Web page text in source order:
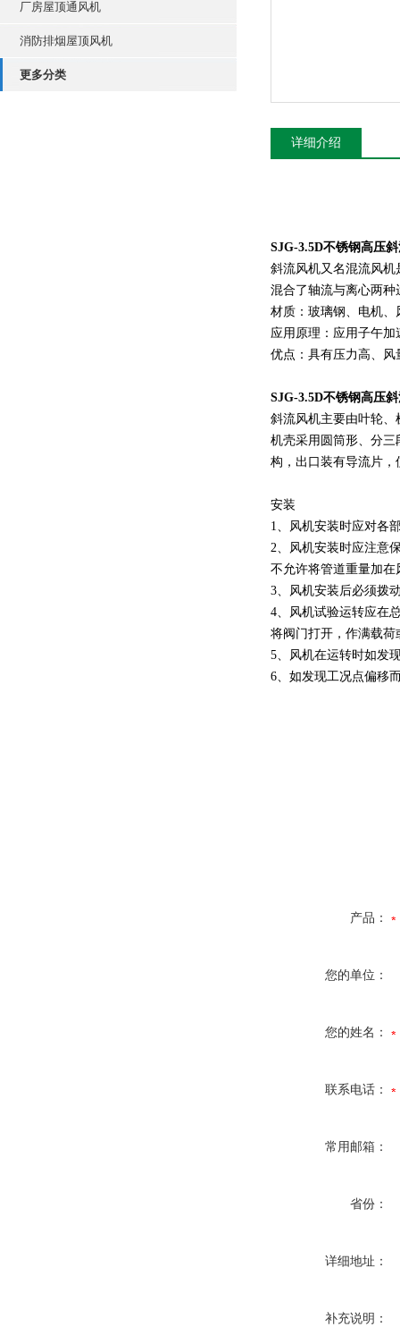
厂房屋顶通风机
消防排烟屋顶风机
更多分类
详细介绍
SJG-3.5D不锈钢高压
斜流风机又名混流风
混合了轴流与离心两种
材质：玻璃钢、电机、
应用原理：应用子午
优点：具有压力高、
SJG-3.5D不锈钢高压
斜流风机主要由叶轮
机壳采用圆筒形、分
构，出口装有导流片
安装
1、风机安装时应对各
2、风机安装时应注意
不允许将管道重量加
3、风机安装后必须拨
4、风机试验运转应在
将阀门打开，作满载
5、风机在运转时如发
6、如发现工况点偏移
产品：
您的单位：
您的姓名：
联系电话：
常用邮箱：
省份：
详细地址：
补充说明：